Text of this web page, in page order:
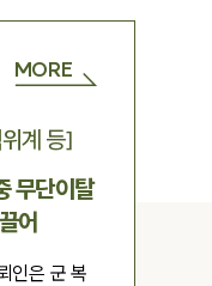
약
MORE
계 등]
무단이탈
어
인은 군 복